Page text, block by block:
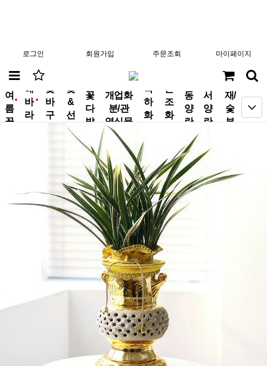
로그인 회원가입 주문조회 마이페이지
new
여
름
꽃
new
해
바
라
꽃
바
구
꽃
&
선
물
꽃
다
발
개업화
분/관
엽식물
축
하
화
근
조
화
동
양
란
서
양
란
분
재/
숯
부